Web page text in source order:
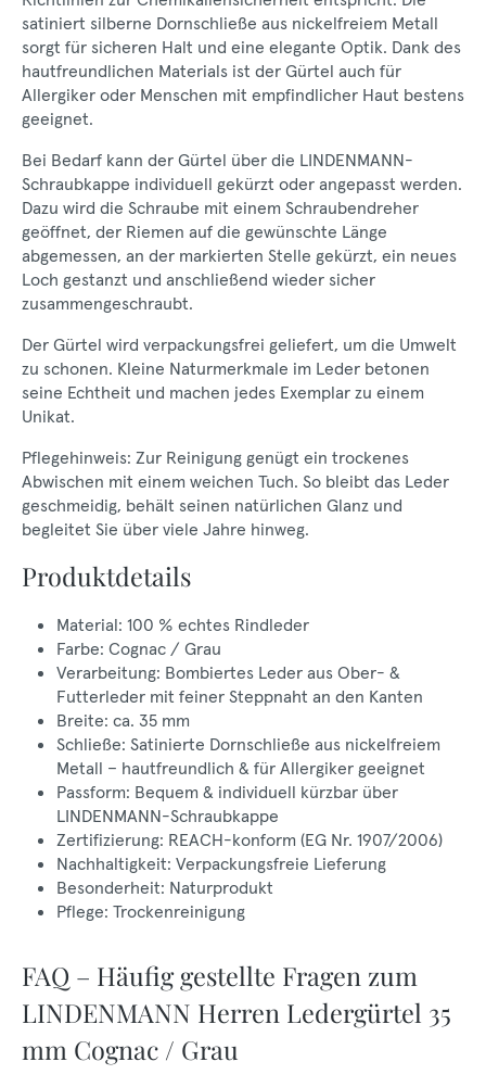
satiniert silberne Dornschließe aus nickelfreiem Metall
sorgt für sicheren Halt und eine elegante Optik. Dank des
hautfreundlichen Materials ist der Gürtel auch für
Allergiker oder Menschen mit empfindlicher Haut bestens
geeignet.
Bei Bedarf kann der Gürtel über die LINDENMANN-
Schraubkappe individuell gekürzt oder angepasst werden.
Dazu wird die Schraube mit einem Schraubendreher
geöffnet, der Riemen auf die gewünschte Länge
abgemessen, an der markierten Stelle gekürzt, ein neues
Loch gestanzt und anschließend wieder sicher
zusammengeschraubt.
Der Gürtel wird verpackungsfrei geliefert, um die Umwelt
zu schonen. Kleine Naturmerkmale im Leder betonen
seine Echtheit und machen jedes Exemplar zu einem
Unikat.
Pflegehinweis: Zur Reinigung genügt ein trockenes
Abwischen mit einem weichen Tuch. So bleibt das Leder
geschmeidig, behält seinen natürlichen Glanz und
begleitet Sie über viele Jahre hinweg.
Produktdetails
Material: 100 % echtes Rindleder
Farbe: Cognac / Grau
Verarbeitung: Bombiertes Leder aus Ober- &
Futterleder mit feiner Steppnaht an den Kanten
Breite: ca. 35 mm
Schließe: Satinierte Dornschließe aus nickelfreiem
Metall – hautfreundlich & für Allergiker geeignet
Passform: Bequem & individuell kürzbar über
LINDENMANN-Schraubkappe
Zertifizierung: REACH-konform (EG Nr. 1907/2006)
Nachhaltigkeit: Verpackungsfreie Lieferung
Besonderheit: Naturprodukt
Pflege: Trockenreinigung
FAQ – Häufig gestellte Fragen zum
LINDENMANN Herren Ledergürtel 35
mm Cognac / Grau